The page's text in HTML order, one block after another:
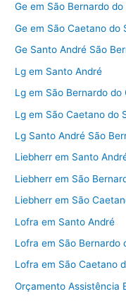
Ge em São Bernardo do
Ge em São Caetano do
Ge Santo André São
Lg em Santo André
Lg em São Bernardo do
Lg em São Caetano do
Lg Santo André São
Liebherr em Santo
Liebherr em São
Liebherr em São
Lofra em Santo André
Lofra em São Bernardo
Lofra em São Caetano
Orçamento Assistência